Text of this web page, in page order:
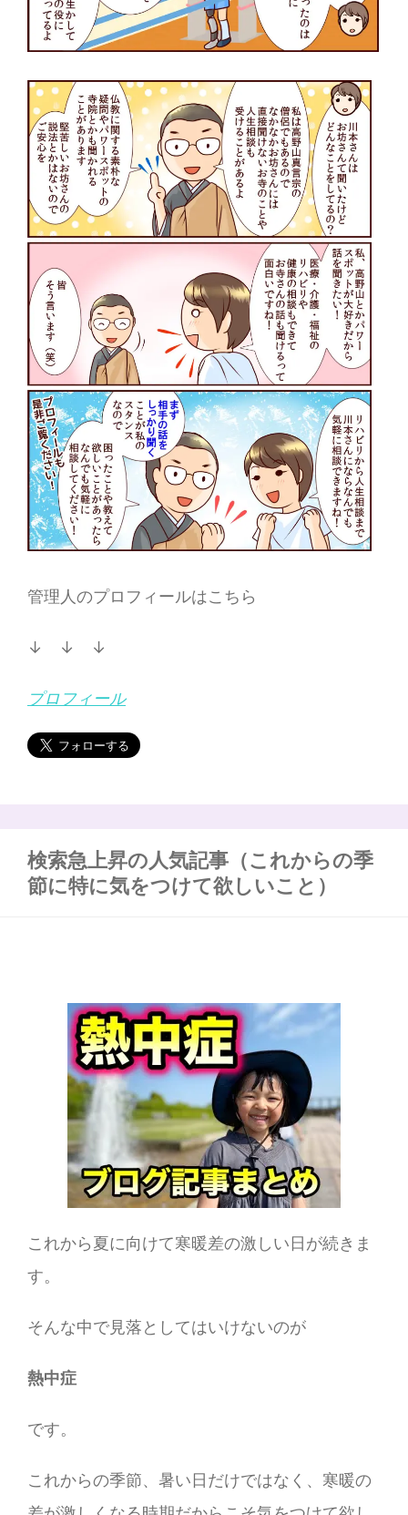
管理人のプロフィールはこちら
↓ ↓ ↓
プロフィール
検索急上昇の人気記事（これからの季
節に特に気をつけて欲しいこと）
これから夏に向けて寒暖差の激しい日が続きま
す。
そんな中で見落としてはいけないのが
熱中症
です。
これからの季節、暑い日だけではなく、寒暖の